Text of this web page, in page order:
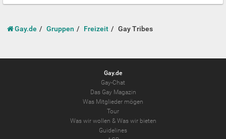
Gay.de Gruppen Freizeit Gay Tribes
Gay.de
Gay-Chat
Das Gay Magazin
Was Mitglieder mögen
Tour
Was wir wollen & Was wir bieten
Guidelines